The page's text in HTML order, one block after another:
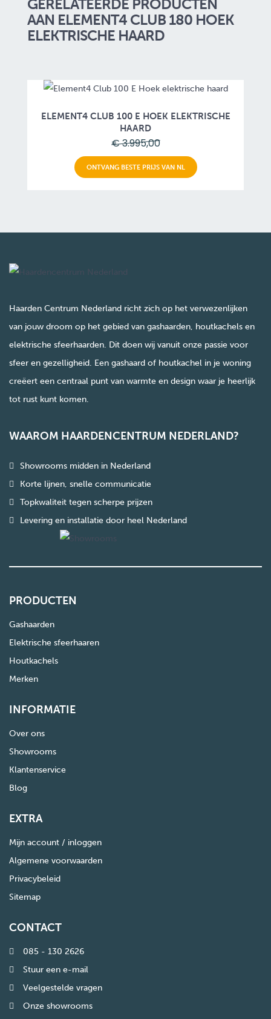
GERELATEERDE PRODUCTEN
AAN ELEMENT4 CLUB 180 HOEK
ELEKTRISCHE HAARD
ELEMENT4 CLUB 100 E HOEK ELEKTRISCHE
HAARD
€ 3.995,00
ONTVANG BESTE PRIJS VAN NL
Haarden Centrum Nederland richt zich op het verwezenlijken
van jouw droom op het gebied van gashaarden, houtkachels en
elektrische sfeerhaarden. Dit doen wij vanuit onze passie voor
sfeer en gezelligheid. Een gashaard of houtkachel in je woning
creëert een centraal punt van warmte en design waar je heerlijk
tot rust kunt komen.
WAAROM HAARDENCENTRUM NEDERLAND?
Showrooms midden in Nederland
Korte lijnen, snelle communicatie
Topkwaliteit tegen scherpe prijzen
Levering en installatie door heel Nederland
PRODUCTEN
Gashaarden
Elektrische sfeerhaaren
Houtkachels
Merken
INFORMATIE
Over ons
Showrooms
Klantenservice
Blog
EXTRA
Mijn account / inloggen
Algemene voorwaarden
Privacybeleid
Sitemap
CONTACT
085 - 130 2626
Stuur een e-mail
Veelgestelde vragen
Onze showrooms